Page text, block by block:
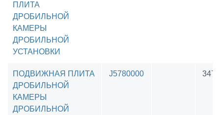
ПЛИТА
ДРОБИЛЬНОЙ
КАМЕРЫ
ДРОБИЛЬНОЙ
УСТАНОВКИ
ПОДВИЖНАЯ ПЛИТА
ДРОБИЛЬНОЙ
КАМЕРЫ
ДРОБИЛЬНОЙ
J5780000